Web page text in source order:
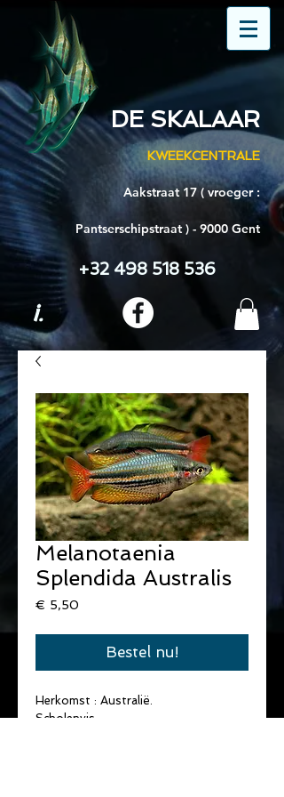
DE SKALAAR
KWEEKCENTRALE
Aakstraat 17 ( vroeger :
Pantserschipstraat ) - 9000 Gent
+32 498 518 536
i.
Melanotaenia
Splendida Australis
€ 5,50
Bestel nu!
Herkomst : Australië.
Scholenvis